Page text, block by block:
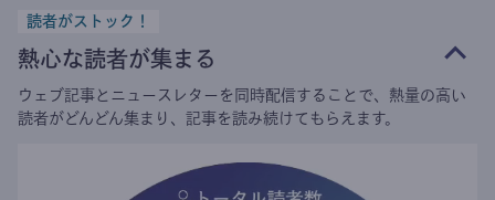
読者がストック！
熱心な読者が集まる
ウェブ記事とニュースレターを同時配信することで、熱量の高い
読者がどんどん集まり、記事を読み続けてもらえます。